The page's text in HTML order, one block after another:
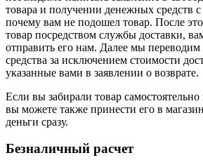
товара и получении денежных средств
почему вам не подошел товар. После
товар посредством службы доставки,
отправить его нам. Далее мы
средства за исключением стоимости
указанные вами в заявлении о возврате.
Если вы забирали товар
вы можете также принести его в
деньги сразу.
Безналичный расчет